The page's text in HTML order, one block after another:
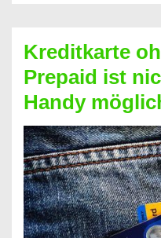
Neueröffnung
trotz
Schufaeintrag
möglich
Kreditkarte
Prepaid ist
Handy